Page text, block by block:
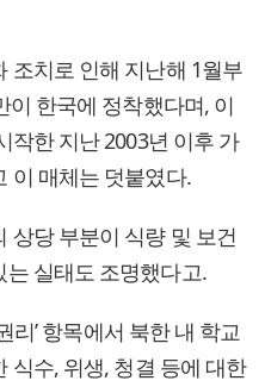
조치로 인해 지난해 1월부
이 한국에 정착했다며, 이
작한 지난 2003년 이후 가
이 매체는 덧붙였다.
상당 부분이 식량 및 보건
실태도 조명했다고.
리’ 항목에서 북한 내 학교
식수, 위생, 청결 등에 대한